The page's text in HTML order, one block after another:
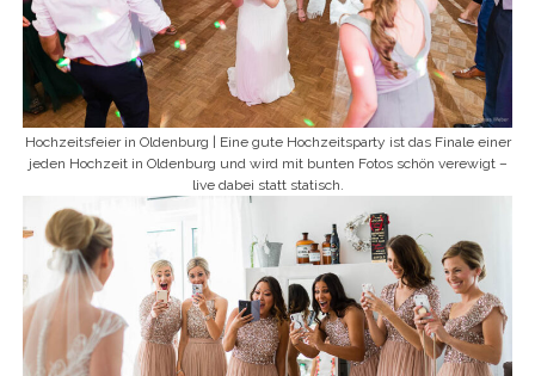
Hochzeitsfeier in Oldenburg | Eine gute Hochzeitsparty ist das Finale einer
jeden Hochzeit in Oldenburg und wird mit bunten Fotos schön verewigt –
live dabei statt statisch.